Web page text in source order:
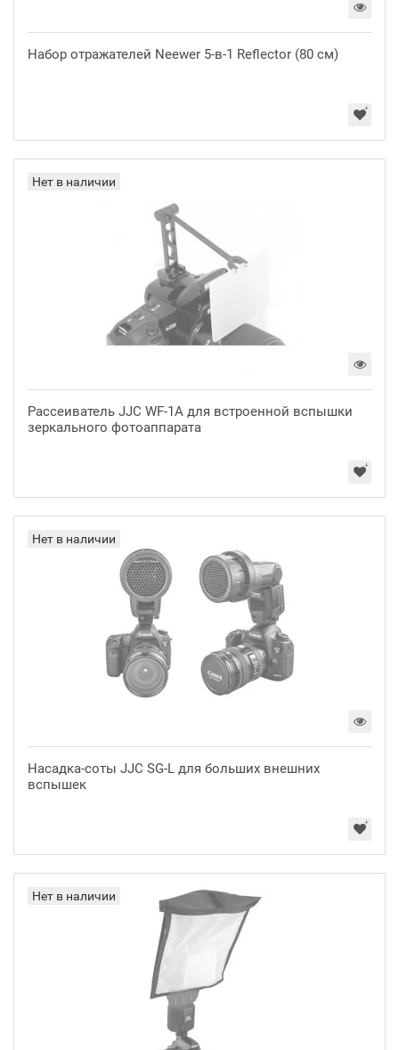
Набор отражателей Neewer 5-в-1 Reflector (80 см)
Нет в наличии
Рассеиватель JJC WF-1A для встроенной вспышки
зеркального фотоаппарата
Нет в наличии
Насадка-соты JJC SG-L для больших внешних
вспышек
Нет в наличии